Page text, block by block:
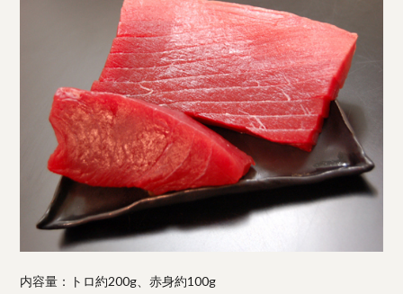
内容量：トロ約200g、赤身約100g